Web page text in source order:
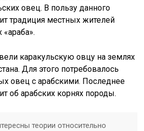
овец. В пользу данного
традиция местных жителей
каракульскую овцу на землях
Для этого потребовалось
овец с арабскими. Последнее
об арабских корнях породы.
теории относительно